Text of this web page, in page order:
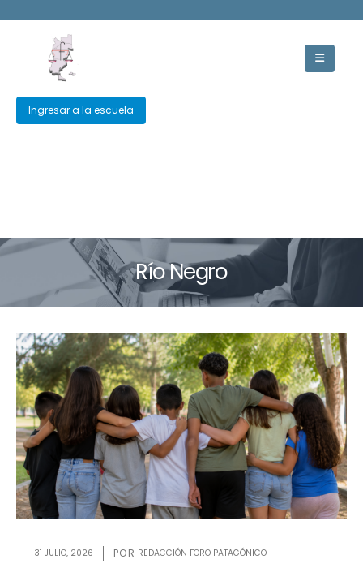
Ingresar a la escuela
Río Negro
31 JULIO, 2026 REDACCIÓN FORO PATAGÓNICO